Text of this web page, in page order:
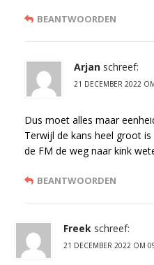
BEANTWOORDEN
Arjan schreef:
21 DECEMBER 2022
Dus moet alles maar
Terwijl de kans heel groot
de FM de weg naar kink
BEANTWOORDEN
Freek schreef:
21 DECEMBER 2022 OM